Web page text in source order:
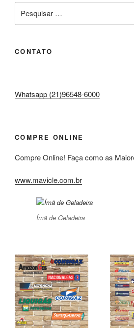
por:
CONTATO
Whatsapp (21)96548-6000
COMPRE ONLINE
Compre Online! Faça como as
www.mavicle.com.br
Ímã de Geladeira